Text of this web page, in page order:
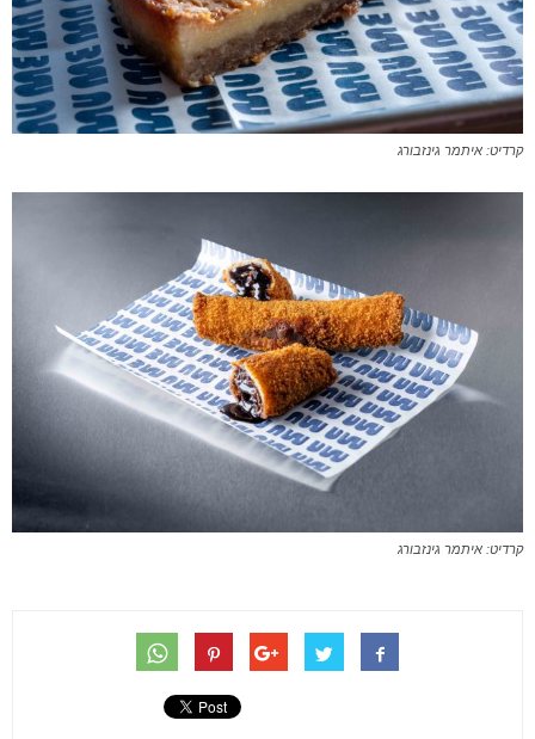
קרדיט: איתמר גינזבורג
קרדיט: איתמר גינזבורג